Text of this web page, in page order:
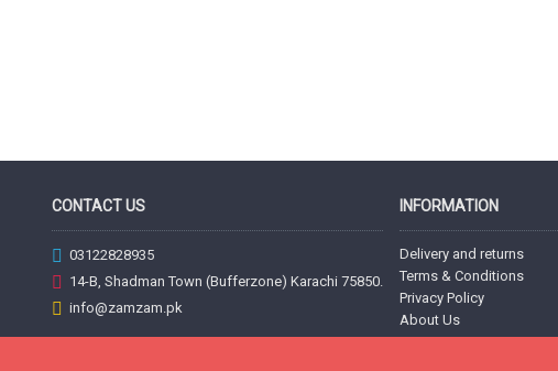
CONTACT US
03122828935
14-B, Shadman Town (Bufferzone) Karachi 75850.
info@zamzam.pk
INFORMATION
Delivery and returns
Terms & Conditions
Privacy Policy
About Us